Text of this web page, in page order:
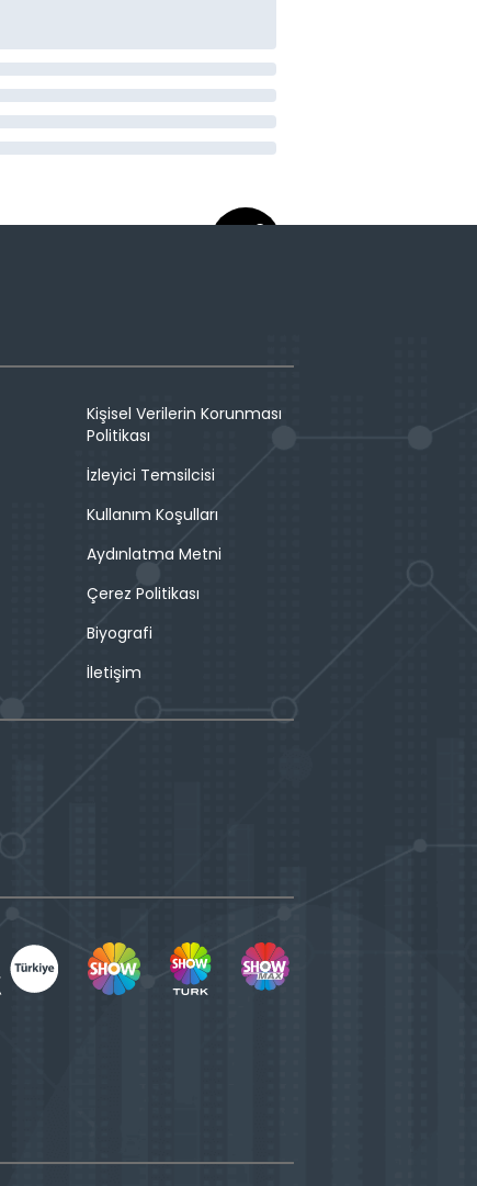
Kişisel Verilerin Korunması
Politikası
İzleyici Temsilcisi
Kullanım Koşulları
Aydınlatma Metni
Çerez Politikası
Biyografi
İletişim